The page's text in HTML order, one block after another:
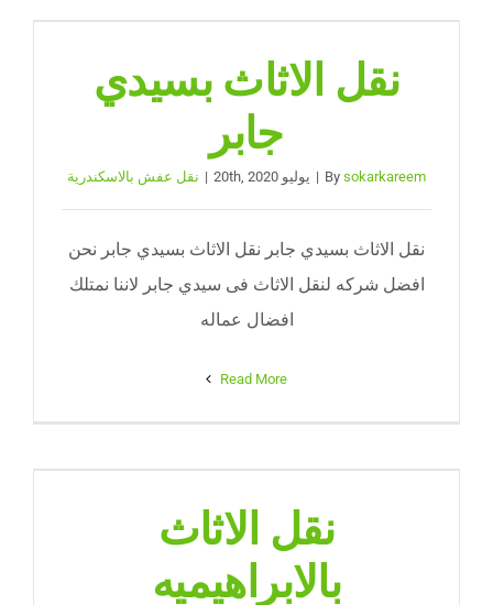
نقل الاثاث بسيدي
جابر
By sokarkareem
| يوليو 20th, 2020 | نقل عفش بالاسكندرية
نقل الاثاث بسيدي جابر نقل الاثاث بسيدي جابر نحن
افضل شركه لنقل الاثاث فى سيدي جابر لاننا نمتلك
افضال عماله
Read More
نقل الاثاث
بالابراهيميه